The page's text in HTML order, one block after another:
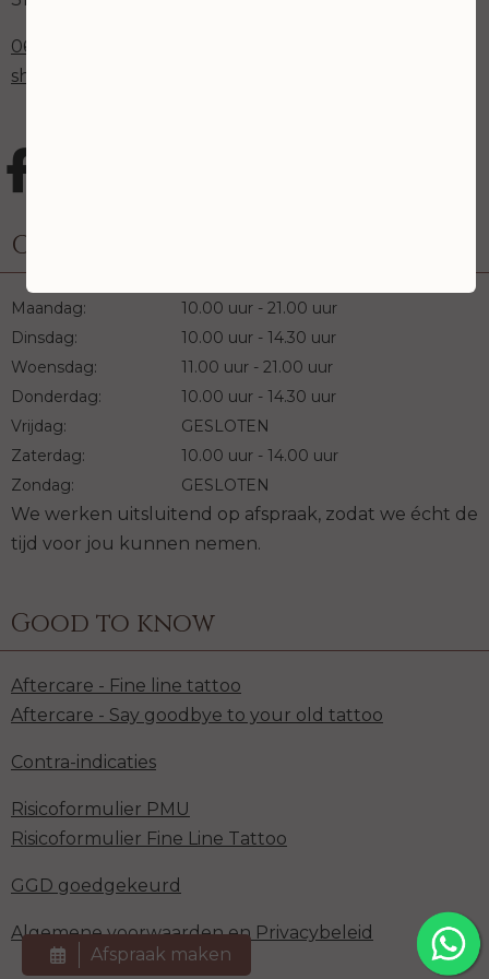
0652520723
sharona@beautyfine.nl
Openingstijden
Maandag:
10.00 uur - 21.00 uur
Dinsdag:
10.00 uur - 14.30 uur
Woensdag:
11.00 uur - 21.00 uur
Donderdag:
10.00 uur - 14.30 uur
Vrijdag:
GESLOTEN
Zaterdag:
10.00 uur - 14.00 uur
Zondag:
GESLOTEN
We werken uitsluitend op afspraak, zodat we écht de
tijd voor jou kunnen nemen.
Good to know
Aftercare - Fine line tattoo
Aftercare - Say goodbye to your old tattoo
Contra-indicaties
Risicoformulier PMU
Risicoformulier Fine Line Tattoo
GGD goedgekeurd
Algemene voorwaarden en Privacybeleid
Afspraak maken